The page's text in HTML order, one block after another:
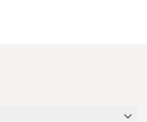
ganz in Ruhe in